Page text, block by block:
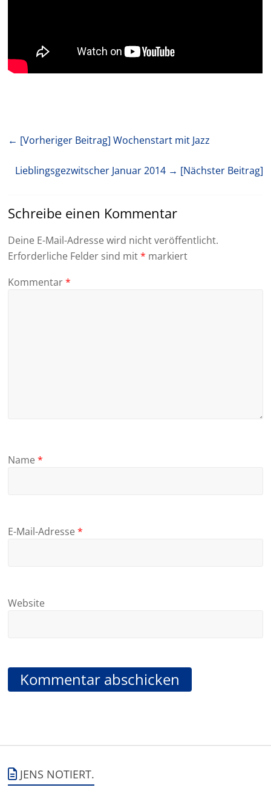
← [Vorheriger Beitrag] Wochenstart mit Jazz
Lieblingsgezwitscher Januar 2014 → [Nächster Beitrag]
Schreibe einen Kommentar
Deine E-Mail-Adresse wird nicht veröffentlicht.
Erforderliche Felder sind mit* markiert
Kommentar*
Name*
E-Mail-Adresse*
Website
JENS NOTIERT.